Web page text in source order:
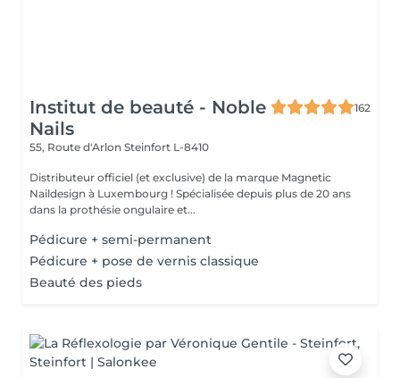
Institut de beauté - Noble
Nails
162
55, Route d'Arlon Steinfort L-8410
Distributeur officiel (et exclusive) de la marque Magnetic
Naildesign à Luxembourg ! Spécialisée depuis plus de 20 ans
dans la prothésie ongulaire et...
Pédicure + semi-permanent
Pédicure + pose de vernis classique
Beauté des pieds